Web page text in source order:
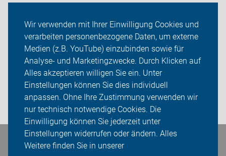
Wir verwenden mit Ihrer Einwilligung Cookies und
verarbeiten personenbezogene Daten, um externe
Medien (z.B. YouTube) einzubinden sowie für
Analyse- und Marketingzwecke. Durch Klicken auf
Alles akzeptieren willigen Sie ein. Unter
Einstellungen können Sie dies individuell
anpassen. Ohne Ihre Zustimmung verwenden wir
nur technisch notwendige Cookies. Die
Einwilligung können Sie jederzeit unter
Einstellungen widerrufen oder ändern. Alles
Weitere finden Sie in unserer
Über uns
Sei dabei
Presse
Login
Bleiben Sie in Kontakt